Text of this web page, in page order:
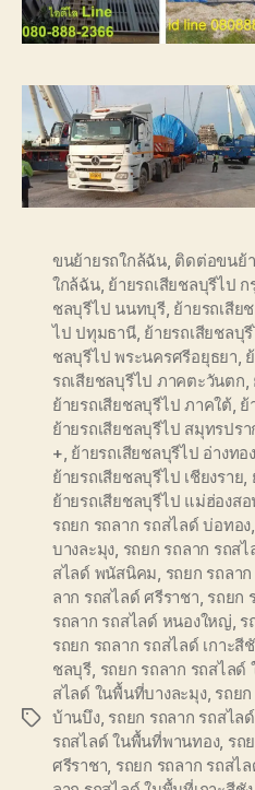
Tags
ขนย้ายรถใกล้ฉัน, ติดต่อขนย้
ใกล้ฉัน, ย้ายรถเสียชลบุรีไป
ชลบุรีไป นนทบุรี, ย้ายรถเสีย
ไป ปทุมธานี, ย้ายรถเสียชลบุ
ชลบุรีไป พระนครศรีอยุธยา
รถเสียชลบุรีไป ภาคตะวันตก
ย้ายรถเสียชลบุรีไป ภาคใต้ ย้
ย้ายรถเสียชลบุรีไป สมุทรปรา
+ ย้ายรถเสียชลบุรีไป อ่างท
ย้ายรถเสียชลบุรีไป เชียงราย
ย้ายรถเสียชลบุรีไป แม่ฮ่องส
รถยก รถลาก รถสไลด์ บ่อทอง
บางละมุง รถยก รถลาก รถส
สไลด์ พนัสนิคม รถยก รถลา
ลาก รถสไลด์ ศรีราชา รถยก
รถลาก รถสไลด์ หนองใหญ่ ร
รถยก รถลาก รถสไลด์ เกาะสี
ชลบุรี รถยก รถลาก รถสไล
สไลด์ ในพื้นที่บางละมุง, รถย
บ้านบึง, รถยก รถลาก รถสไ
รถสไลด์ ในพื้นที่พานทอง, รถ
ศรีราชา รถยก รถลาก รถส